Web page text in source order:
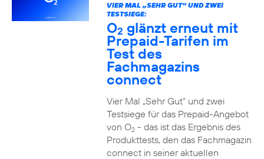
VIER MAL „SEHR GUT“ UND ZWEI
TESTSIEGE:
O2 glänzt erneut mit
Prepaid-Tarifen im
Test des
Fachmagazins
connect
Vier Mal „Sehr Gut“ und zwei
Testsiege für das Prepaid-Angebot
von O2- das ist das Ergebnis des
Produkttests, den das Fachmagazin
connect in seiner aktuellen